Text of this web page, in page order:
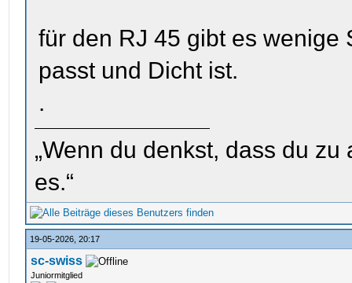
für den RJ 45 gibt es wenige
passt und Dicht ist.
.
„Wenn du denkst, dass du zu
es.“
19-05-2026, 20:17
sc-swiss
Juniormitglied